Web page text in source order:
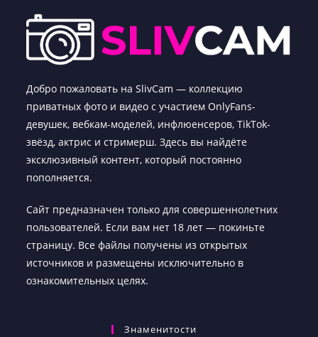
Добро пожаловать на SlivCam — коллекцию
приватных фото и видео с участием OnlyFans-
девушек, вебкам-моделей, инфлюенсеров, TikTok-
звёзд, актрис и стримерш. Здесь вы найдёте
эксклюзивный контент, который постоянно
пополняется.
Сайт предназначен только для совершеннолетних
пользователей. Если вам нет 18 лет — покиньте
страницу. Все файлы получены из открытых
источников и размещены исключительно в
ознакомительных целях.
Знаменитости